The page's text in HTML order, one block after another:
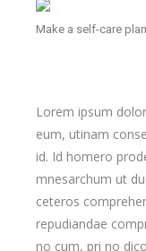
Make a self-care plan
Lorem ipsum
eum, utinam
id. Id homero
mnesarchum ut
ceteros
repudiandae
no cum, pri no